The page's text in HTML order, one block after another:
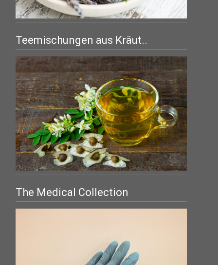
Teemischungen aus Kräut..
The Medical Collection